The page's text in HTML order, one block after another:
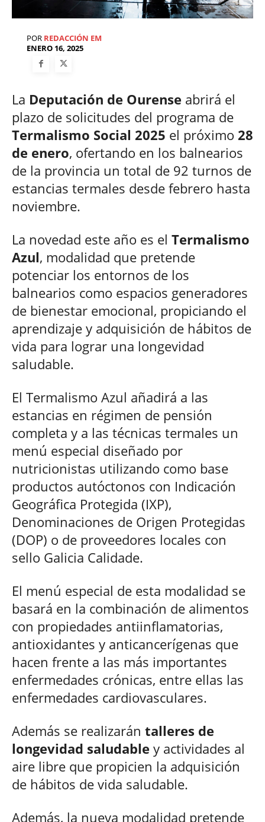
POR REDACCIÓN EM
ENERO 16, 2025
La Deputación de Ourense abrirá el
plazo de solicitudes del programa de
Termalismo Social 2025 el próximo 28
de enero, ofertando en los balnearios
de la provincia un total de 92 turnos de
estancias termales desde febrero hasta
noviembre.
La novedad este año es el Termalismo
Azul, modalidad que pretende
potenciar los entornos de los
balnearios como espacios generadores
de bienestar emocional, propiciando el
aprendizaje y adquisición de hábitos de
vida para lograr una longevidad
saludable.
El Termalismo Azul añadirá a las
estancias en régimen de pensión
completa y a las técnicas termales un
menú especial diseñado por
nutricionistas utilizando como base
productos autóctonos con Indicación
Geográfica Protegida (IXP),
Denominaciones de Origen Protegidas
(DOP) o de proveedores locales con
sello Galicia Calidade.
El menú especial de esta modalidad se
basará en la combinación de alimentos
con propiedades antiinflamatorias,
antioxidantes y anticancerígenas que
hacen frente a las más importantes
enfermedades crónicas, entre ellas las
enfermedades cardiovasculares.
Además se realizarán talleres de
longevidad saludable y actividades al
aire libre que propicien la adquisición
de hábitos de vida saludable.
Además, la nueva modalidad pretende